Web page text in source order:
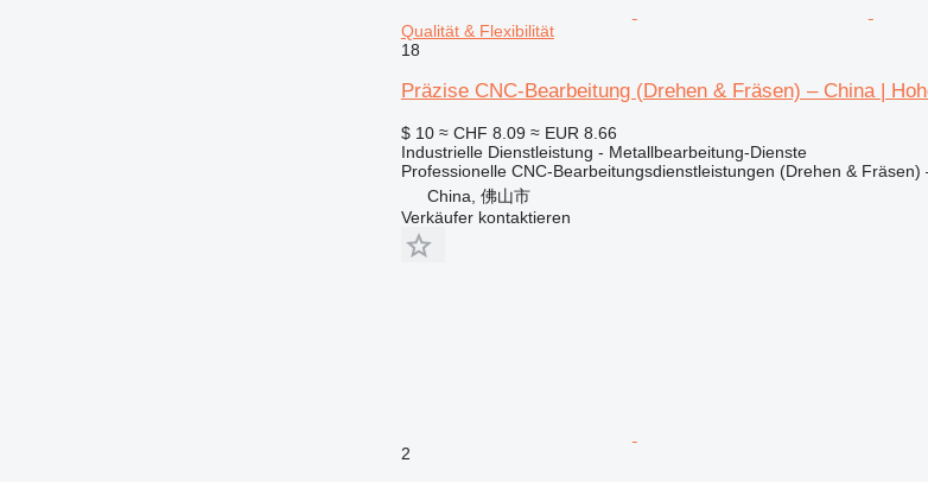
Qualität & Flexibilität
18
Präzise CNC-Bearbeitung (Drehen & Fräsen) – China |
$ 10 ≈ CHF 8.09 ≈ EUR 8.66
Industrielle Dienstleistung - Metallbearbeitung-Dienste
Professionelle CNC-Bearbeitungsdienstleistungen (Drehen & Fräsen)
China, 佛山市
Verkäufer kontaktieren
2